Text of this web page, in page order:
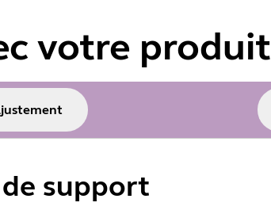
votre produit
de support